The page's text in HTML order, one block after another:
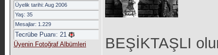
Üyelik tarihi: Aug 2006
Yaş: 35
Mesajlar: 1.229
Tecrübe Puanı: 21
Üyenin Fotoğraf Albümleri
BEŞİKTAŞLI